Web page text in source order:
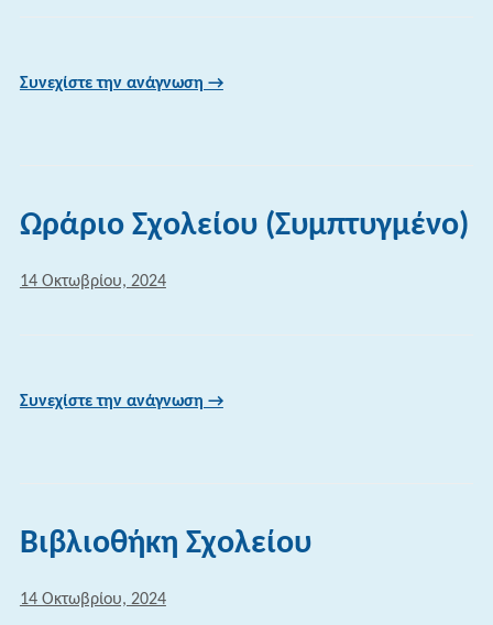
Συνεχίστε την ανάγνωση →
Ωράριο Σχολείου (Συμπτυγμένο)
14 Οκτωβρίου, 2024
Συνεχίστε την ανάγνωση →
Βιβλιοθήκη Σχολείου
14 Οκτωβρίου, 2024